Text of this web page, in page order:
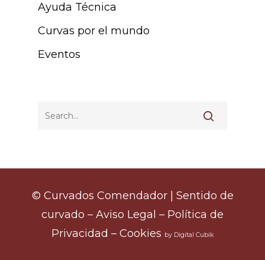
Ayuda Técnica
Curvas por el mundo
Eventos
© Curvados Comendador | Sentido de
curvado – Aviso Legal – Política de
Privacidad – Cookies by Digital Cubik